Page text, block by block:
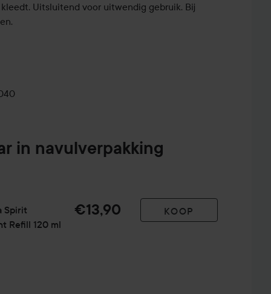
Uitsluitend voor uitwendig gebruik. Bij
in navulverpakking
Spirit
Refill 120 ml
€13,90 KOOP